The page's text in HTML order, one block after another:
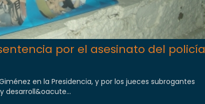
por el asesinato del policía
en la Presidencia, y por los jueces subrogantes
desarroll&oacute...